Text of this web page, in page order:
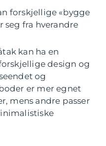
forskjellige «bygge
seg fra hverandre
kan ha en
design og
og
er mer egnet
mens andre passer